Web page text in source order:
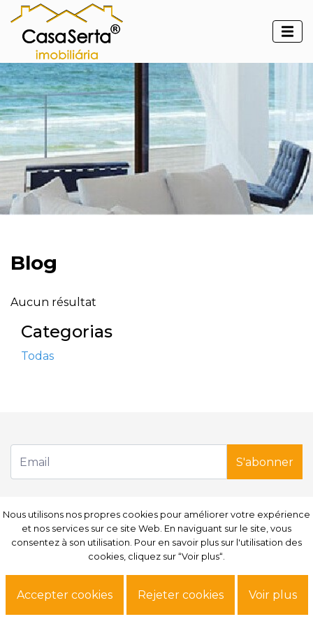
Nous utilisons nos propres cookies pour améliorer votre expérience
et nos services sur ce site Web. En naviguant sur le site, vous
consentez à son utilisation. Pour en savoir plus sur l'utilisation des
cookies, cliquez sur “Voir plus“.
Accepter cookies Rejeter cookies Voir plus
Blog
Aucun résultat
Categorias
Todas
S'abonner
des conflits. Protection des donnés. Termes et conditions. données
Nous utilisons nos propres cookies pour améliorer votre expérience
et nos services sur ce site Web. En naviguant sur le site, vous
consentez à son utilisation. Pour en savoir plus sur l'utilisation des
cookies, cliquez sur “Voir plus“.
Accepter cookies Rejeter cookies Voir plus